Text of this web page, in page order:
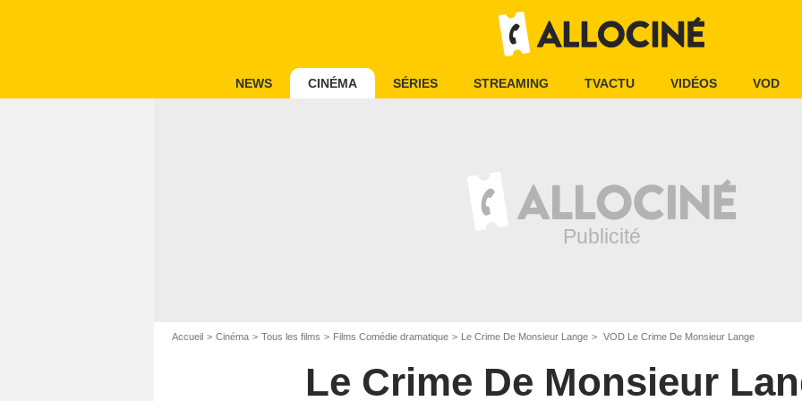
NEWS CINÉMA SÉRIES STREAMING TVACTU VIDÉOS VOD
Accueil Cinéma Tous les films Films Comédie dramatique Le Crime De Monsieur Lange VOD Le Crime De Monsieur Lange
Le Crime De Monsieur